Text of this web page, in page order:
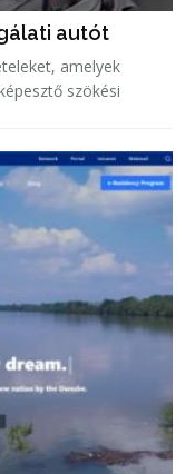
autót
amelyek
szökési